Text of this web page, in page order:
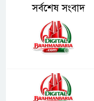
সর্বশেষ সংবাদ